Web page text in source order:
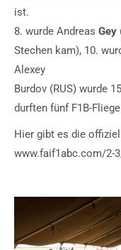
ist.
8. wurde Andreas Gey
Stechen kam), 10.
Alexey
Burdov (RUS) wurde
durften fünf F1B-
Hier gibt es die
www.faif1abc.com/2-